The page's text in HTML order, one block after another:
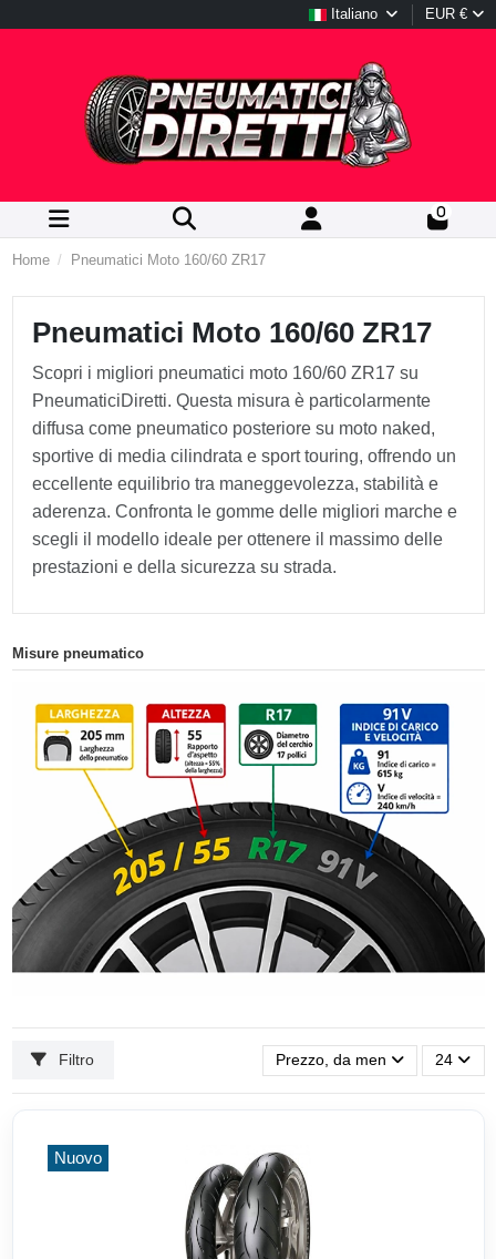
Italiano EUR €
0
Home Pneumatici Moto 160/60 ZR17
Pneumatici Moto 160/60 ZR17
Scopri i migliori pneumatici moto 160/60 ZR17 su
PneumaticiDiretti. Questa misura è particolarmente
diffusa come pneumatico posteriore su moto naked,
sportive di media cilindrata e sport touring, offrendo un
eccellente equilibrio tra maneggevolezza, stabilità e
aderenza. Confronta le gomme delle migliori marche e
scegli il modello ideale per ottenere il massimo delle
prestazioni e della sicurezza su strada.
Misure pneumatico
Filtro Prezzo, da meno caro a più
24
Nuovo